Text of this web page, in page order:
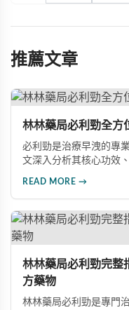
推薦文章
林林藥局必利勁全方
必利勁是治療早洩的專
文深入分析其核心功效
READ MORE →
林林藥局必利勁完整
方藥物
林林藥局必利勁是專門